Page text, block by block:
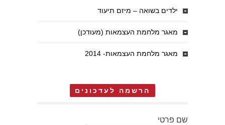
ילדים בשואה – מיזם תיעוד
מאגר מלחמת העצמאות (מעודכן)
מאגר מלחמת העצמאות- 2014
הרשמה לעדכונים
שם פרטי